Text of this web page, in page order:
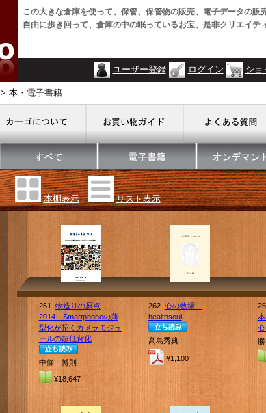
この大きな倉庫を使って、保管、保管物の販売、電子データの販
自由に歩き回って、倉庫の中の眠っているお宝、是非クリエイテ
ユーザー登録 ログイン ショ
> 本・電子書籍
本棚表示 リスト表示
261. 物造りの原点
2014 Smartphoneの薄
型化が招くカメラモジュ
ールの超低背化
中條 博則
¥18,647
262. 心の牧場
healthsoul
高島秀典
¥1,100